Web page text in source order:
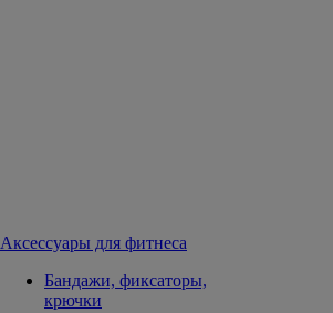
Aксессуары для фитнеса
Бандажи, фиксаторы,
крючки